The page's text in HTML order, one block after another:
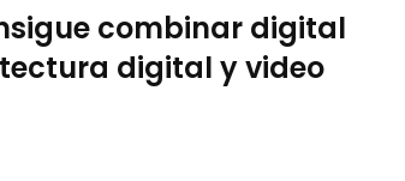
combinar digital
digital y video